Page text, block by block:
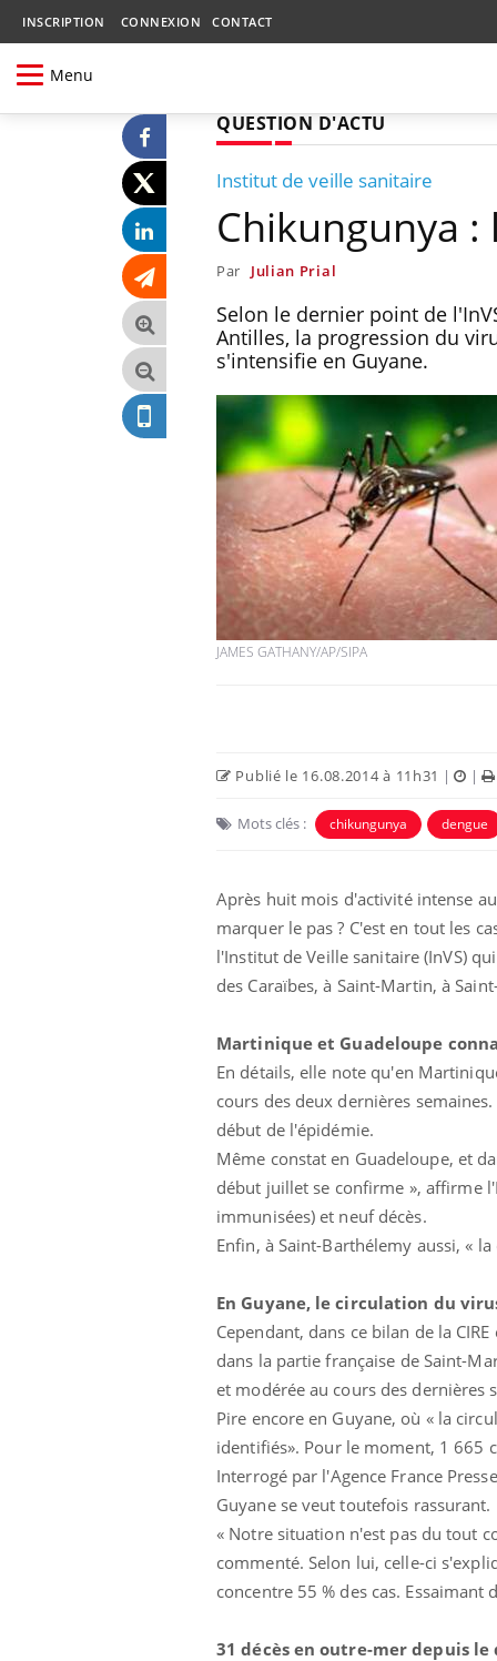
INSCRIPTION CONNEXION CONTACT
Menu
QUESTION D'ACTU
Institut de veille sanitaire
Chikungunya
Par Julian Prial
Selon le dernier point de
Antilles, la progression du
s'intensifie en Guyane.
JAMES GATHANY/AP/SIPA
Publié le 16.08.2014 à 11h31 | |
Mots clés : chikungunya dengue
Après huit mois d'activité intense
marquer le pas ? C'est en tout les
l'Institut de Veille sanitaire (InVS)
des Caraïbes, à Saint-Martin, à
Martinique et Guadeloupe
En détails, elle note qu'en
cours des deux dernières
début de l'épidémie.
Même constat en Guadeloupe, et
début juillet se confirme », affirme
immunisées) et neuf décès.
Enfin, à Saint-Barthélemy aussi, «
En Guyane, le circulation du
Cependant, dans ce bilan de la
dans la partie française de Saint-
et modérée au cours des dernières
Pire encore en Guyane, où « la
identifiés». Pour le moment, 1 665
Interrogé par l'Agence France
Guyane se veut toutefois rassurant.
« Notre situation n'est pas du tout
commenté. Selon lui, celle-ci
concentre 55 % des cas.
31 décès en outre-mer depuis
Fortes chaleurs :
pourquoi le risque de
noyade grimpe-t-il ?
Le Viagra pourrait-il
freiner la propagation du
cancer ?
Pourquoi manger moins
de protéines pourrait
finalement être bénéfique